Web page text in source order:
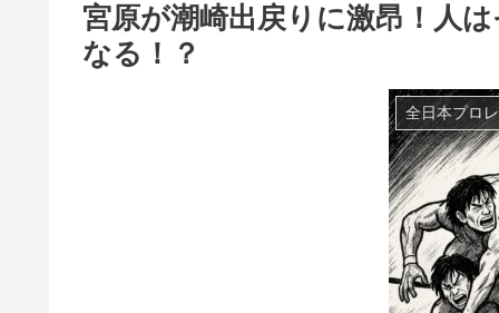
宮原が潮崎出戻りに激昂！人
なる！？
全日本プロ